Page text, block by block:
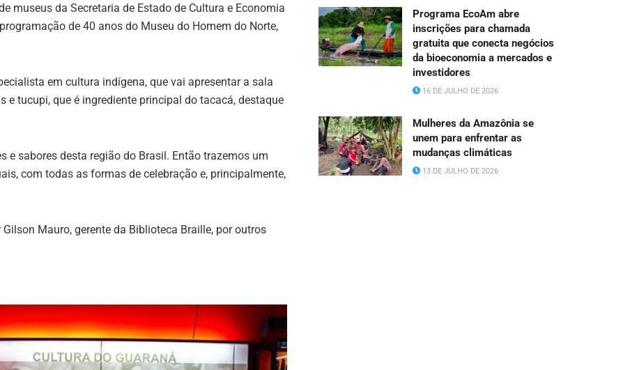
museus da Secretaria de Estado de Cultura e Economia
de 40 anos do Museu do Homem do Norte,
em cultura indígena, que vai apresentar a sala
tucupi, que é ingrediente principal do tacacá, destaque
e sabores desta região do Brasil. Então trazemos um
com todas as formas de celebração e, principalmente,
Mauro, gerente da Biblioteca Braille, por outros
Programa EcoAm abre
inscrições para chamada
gratuita que conecta negócios
da bioeconomia a mercados e
investidores
16 DE JULHO DE 2026
Mulheres da Amazônia se
unem para enfrentar as
mudanças climáticas
13 DE JULHO DE 2026